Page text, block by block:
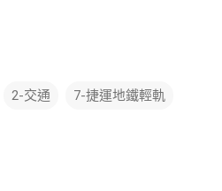
2-交通 7-捷運地鐵輕軌